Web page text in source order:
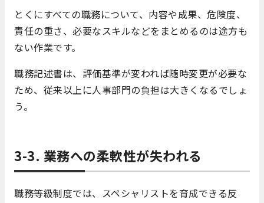
とくにすべての職務について、内容や成果、危険度、
責任の重さ、必要なスキルなどをまとめるのは途方も
ない作業です。
職務記述書は、評価基準が変われば随時変更が必要な
ため、従来以上に人事部門の負担は大きくなるでしょ
う。
3-3. 業務への柔軟性が失われる
職務等級制度では、スペシャリストを育成できる反